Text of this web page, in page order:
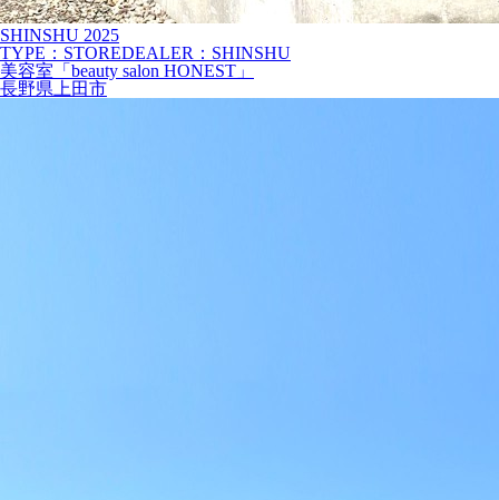
SHINSHU 2025
TYPE：STOREDEALER：SHINSHU
美容室「beauty salon HONEST」
長野県上田市